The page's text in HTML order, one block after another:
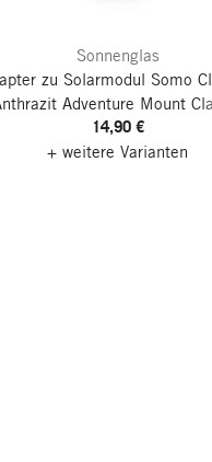
Sonnenglas
zu Solarmodul Somo
Adventure Mount
14,90 €
+ weitere Varianten